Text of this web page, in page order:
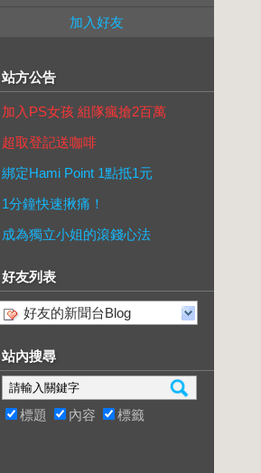
加入好友
站方公告
加入PS女孩 組隊瘋搶2百萬
超取登記送咖啡
綁定Hami Point 1點抵1元
1分鐘快速揪痛！
成為獨立小姐的滾錢心法
好友列表
好友的新聞台Blog
站內搜尋
標題 內容 標籤